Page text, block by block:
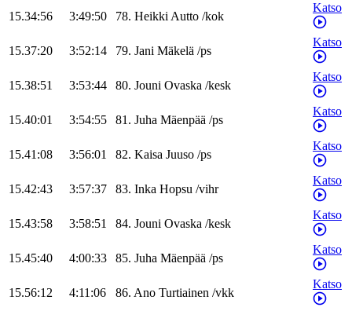
15.34:56 3:49:50 78. HeikkiAutto /kok
Katso
15.37:20 3:52:14 79. Jani Mäkelä /ps
Katso
15.38:51 3:53:44 80. Jouni Ovaska /kesk
Katso
15.40:01 3:54:55 81. Juha Mäenpää /ps
Katso
15.41:08 3:56:01 82. Kaisa Juuso /ps
Katso
15.42:43 3:57:37 83. Inka Hopsu /vihr
Katso
15.43:58 3:58:51 84. Jouni Ovaska /kesk
Katso
15.45:40 4:00:33 85. Juha Mäenpää /ps
Katso
15.56:12 4:11:06 86. Ano Turtiainen /vkk
Katso